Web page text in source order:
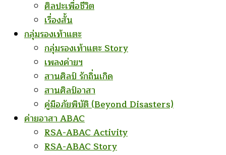
ศิลปะเพื่อชีวิต
เรื่องสั้น
กลุ่มรองเท้าแตะ
กลุ่มรองเท้าแตะ Story
เพลงค่ายฯ
สานศิลป์ รักถิ่นเกิด
สานศิลป์อาสา
คู่มือภัยพิบัติ (Beyond Disasters)
ค่ายอาสา ABAC
RSA-ABAC Activity
RSA-ABAC Story